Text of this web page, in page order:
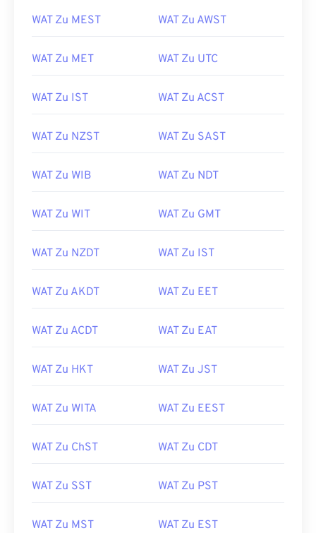
WAT Zu MEST WAT Zu AWST
WAT Zu MET WAT Zu UTC
WAT Zu IST WAT Zu ACST
WAT Zu NZST WAT Zu SAST
WAT Zu WIB WAT Zu NDT
WAT Zu WIT WAT Zu GMT
WAT Zu NZDT WAT Zu IST
WAT Zu AKDT WAT Zu EET
WAT Zu ACDT WAT Zu EAT
WAT Zu HKT WAT Zu JST
WAT Zu WITA WAT Zu EEST
WAT Zu ChST WAT Zu CDT
WAT Zu SST WAT Zu PST
WAT Zu MST WAT Zu EST